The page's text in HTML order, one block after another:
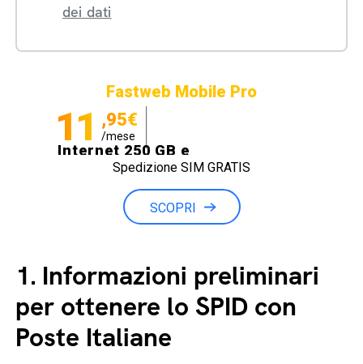
dei dati
Fastweb Mobile Pro
11 ,95€
/mese
Internet 250 GB e
Minuti illimitati
Spedizione SIM GRATIS
SCOPRI
1. Informazioni preliminari
per ottenere lo SPID con
Poste Italiane